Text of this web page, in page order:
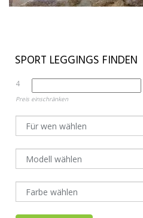
SPORT LEGGINGS FINDEN
4
Preis einschränken